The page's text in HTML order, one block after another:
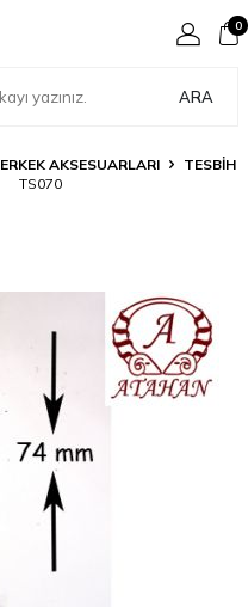
ARA
0
ERKEK AKSESUARLARI
TESBİH
TS070